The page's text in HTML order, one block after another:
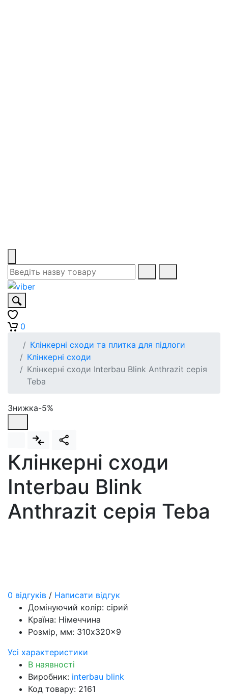
0
Клінкерні сходи та плитка для підлоги
Клінкерні сходи
Клінкерні сходи Interbau Blink Anthrazit серія
Teba
Знижка-5%
Клінкерні сходи
Interbau Blink
Anthrazit серія Teba
0 відгуків / Написати відгук
Домінуючий колір: сірий
Країна: Німеччина
Розмір, мм: 310x320x9
Усі характеристики
В наявності
Виробник: interbau blink
Код товару: 2161